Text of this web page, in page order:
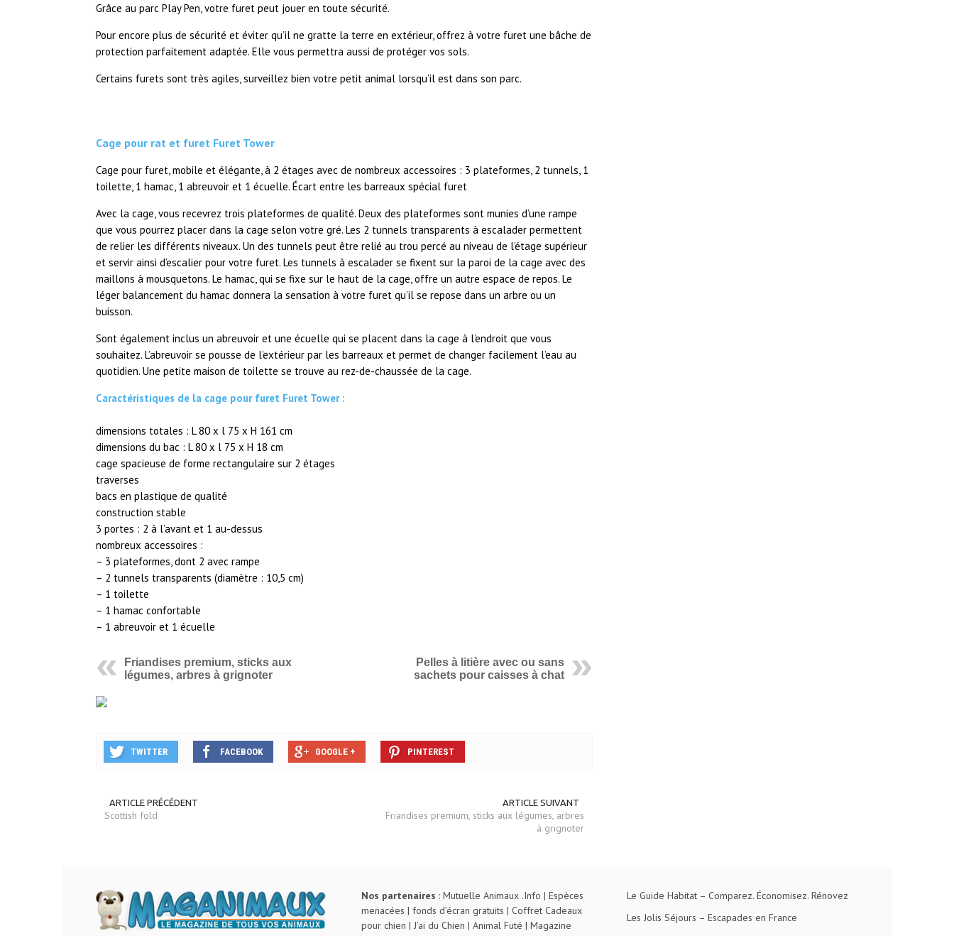
Grâce au parc Play Pen, votre furet peut jouer en toute sécurité.
Pour encore plus de sécurité et éviter qu’il ne gratte la terre en extérieur, offrez à votre furet une bâche de
protection parfaitement adaptée. Elle vous permettra aussi de protéger vos sols.
Certains furets sont très agiles, surveillez bien votre petit animal lorsqu’il est dans son parc.
Cage pour rat et furet Furet Tower
Cage pour furet, mobile et élégante, à 2 étages avec de nombreux accessoires : 3 plateformes, 2 tunnels, 1
toilette, 1 hamac, 1 abreuvoir et 1 écuelle. Écart entre les barreaux spécial furet
Avec la cage, vous recevrez trois plateformes de qualité. Deux des plateformes sont munies d’une rampe
que vous pourrez placer dans la cage selon votre gré. Les 2 tunnels transparents à escalader permettent
de relier les différents niveaux. Un des tunnels peut être relié au trou percé au niveau de l’étage supérieur
et servir ainsi d’escalier pour votre furet. Les tunnels à escalader se fixent sur la paroi de la cage avec des
maillons à mousquetons. Le hamac, qui se fixe sur le haut de la cage, offre un autre espace de repos. Le
léger balancement du hamac donnera la sensation à votre furet qu’il se repose dans un arbre ou un
buisson.
Sont également inclus un abreuvoir et une écuelle qui se placent dans la cage à l’endroit que vous
souhaitez. L’abreuvoir se pousse de l’extérieur par les barreaux et permet de changer facilement l’eau au
quotidien. Une petite maison de toilette se trouve au rez-de-chaussée de la cage.
Caractéristiques de la cage pour furet Furet Tower :
dimensions totales : L 80 x l 75 x H 161 cm
dimensions du bac : L 80 x l 75 x H 18 cm
cage spacieuse de forme rectangulaire sur 2 étages
traverses
bacs en plastique de qualité
construction stable
3 portes : 2 à l’avant et 1 au-dessus
nombreux accessoires :
– 3 plateformes, dont 2 avec rampe
– 2 tunnels transparents (diamètre : 10,5 cm)
– 1 toilette
– 1 hamac confortable
– 1 abreuvoir et 1 écuelle
Friandises premium, sticks aux
légumes, arbres à grignoter
Pelles à litière avec ou sans
sachets pour caisses à chat
TWITTER FACEBOOK GOOGLE + PINTEREST
ARTICLE PRÉCÉDENT
Scottish fold
ARTICLE SUIVANT
Friandises premium, sticks aux légumes, arbres
à grignoter
Nos partenaires :Mutuelle Animaux .Info |Espèces
menacées |fonds d’écran gratuits |Coffret Cadeaux
pour chien |J’ai du Chien |Animal Futé |Magazine
Le Guide Habitat – Comparez. Économisez. Rénovez
Les Jolis Séjours – Escapades en France